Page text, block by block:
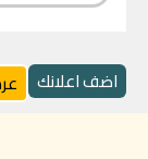
اضف اعلانك